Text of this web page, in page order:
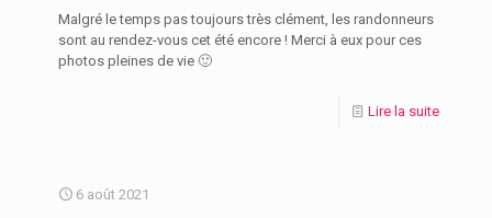
Malgré le temps pas toujours très clément, les randonneurs
sont au rendez-vous cet été encore ! Merci à eux pour ces
photos pleines de vie 🙂
Lire la suite
6 août 2021